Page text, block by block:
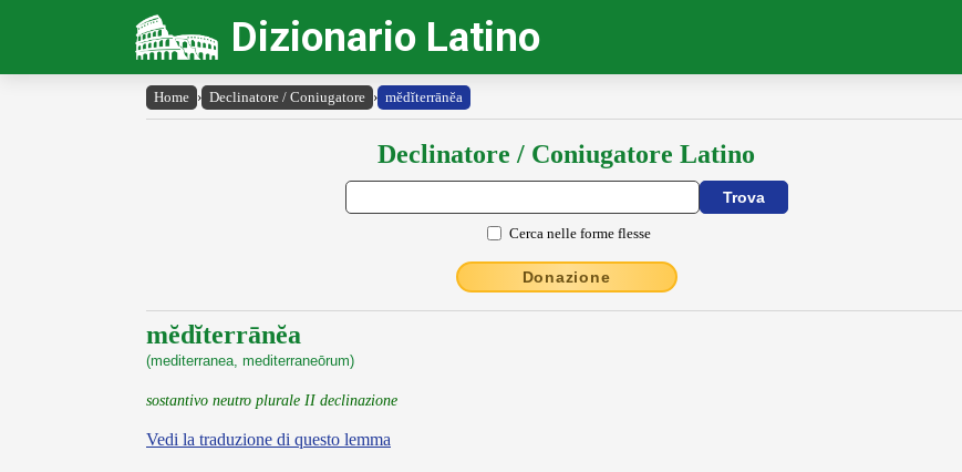
Dizionario Latino
Home › Declinatore / Coniugatore › mĕdĭterrānĕa
Declinatore / Coniugatore Latino
Cerca nelle forme flesse
Donazione
mĕdĭterrānĕa
(mediterranea, mediterraneōrum)
sostantivo neutro plurale II declinazione
Vedi la traduzione di questo lemma